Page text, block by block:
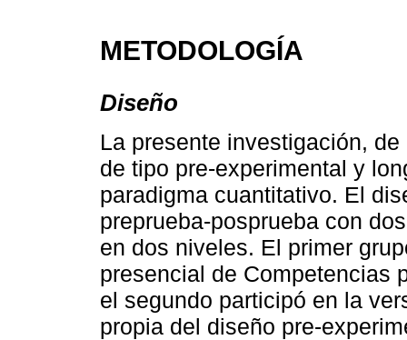
METODOLOGÍA
Diseño
La presente investigación,
de tipo pre-experimental y
paradigma cuantitativo. El
preprueba-posprueba con
en dos niveles. El primer
presencial de Competencias
el segundo participó en la
propia del diseño pre-